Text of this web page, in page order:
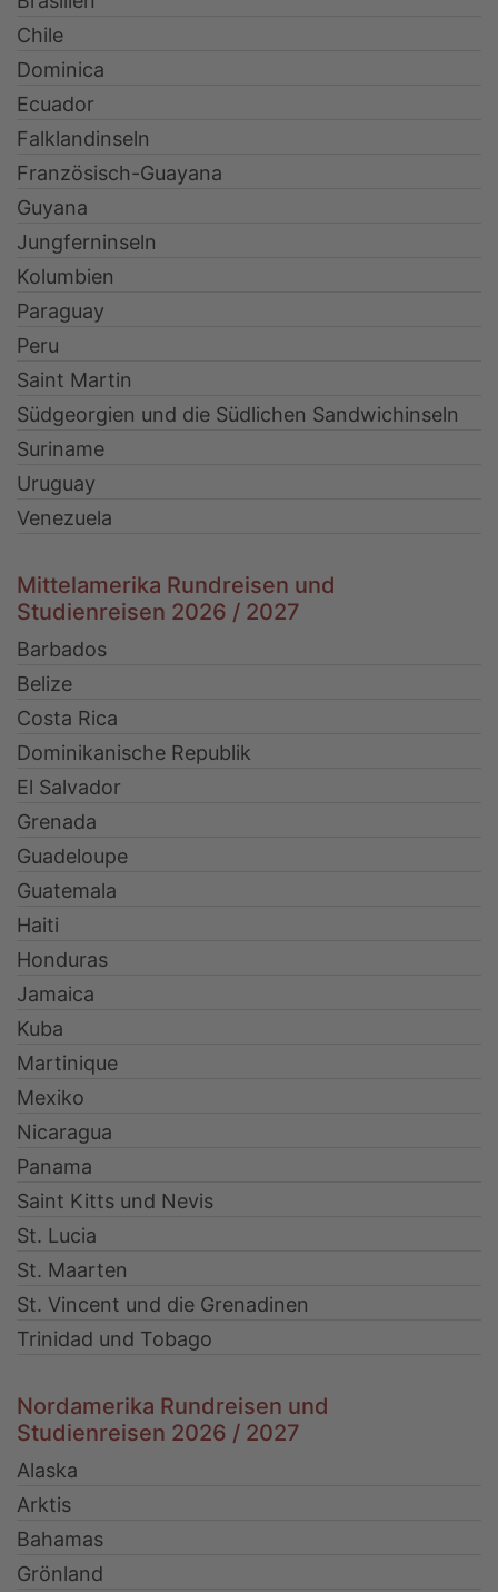
Chile
Dominica
Ecuador
Falklandinseln
Französisch-Guayana
Guyana
Jungferninseln
Kolumbien
Paraguay
Peru
Saint Martin
Südgeorgien und die Südlichen Sandwichinseln
Suriname
Uruguay
Venezuela
Mittelamerika Rundreisen und
Studienreisen 2026 / 2027
Barbados
Belize
Costa Rica
Dominikanische Republik
El Salvador
Grenada
Guadeloupe
Guatemala
Haiti
Honduras
Jamaica
Kuba
Martinique
Mexiko
Nicaragua
Panama
Saint Kitts und Nevis
St. Lucia
St. Maarten
St. Vincent und die Grenadinen
Trinidad und Tobago
Nordamerika Rundreisen und
Studienreisen 2026 / 2027
Alaska
Arktis
Bahamas
Grönland